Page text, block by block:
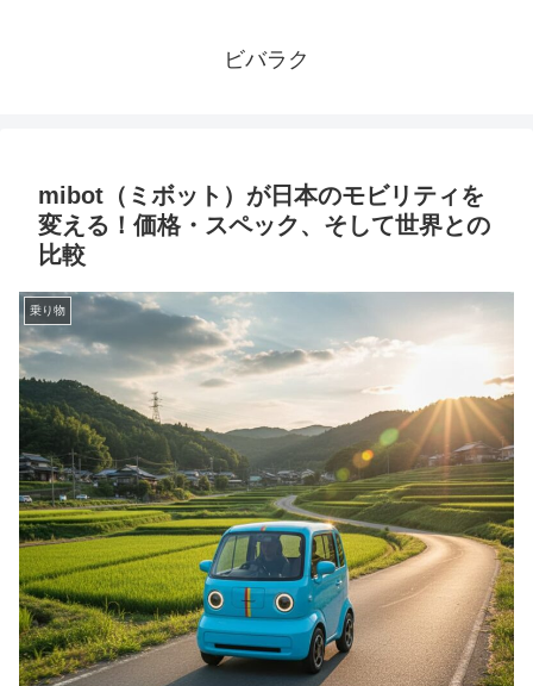
ビバラク
mibot（ミボット）が日本のモビリティを
変える！価格・スペック、そして世界との
比較
乗り物